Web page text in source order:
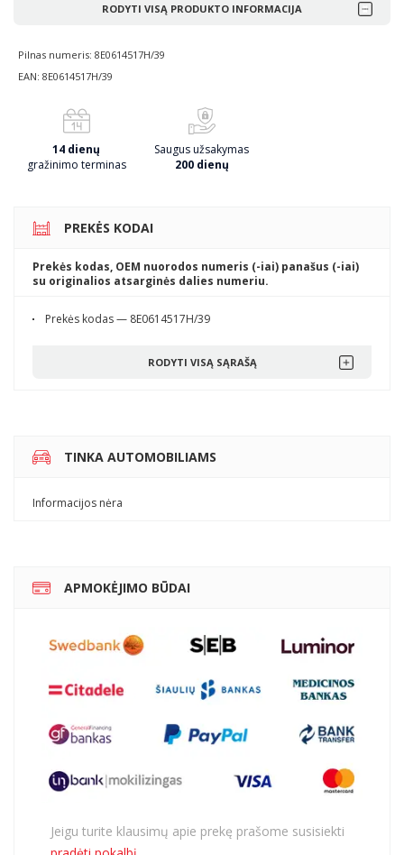
RODYTI VISĄ PRODUKTO INFORMACIJA
Pilnas numeris: 8E0614517H/39
EAN: 8E0614517H/39
14 dienų
gražinimo terminas
Saugus užsakymas
200 dienų
PREKĖS KODAI
Prekės kodas, OEM nuorodos numeris (-iai) panašus (-iai)
su originalios atsarginės dalies numeriu.
Prekės kodas — 8E0614517H/39
RODYTI VISĄ SĄRAŠĄ
TINKA AUTOMOBILIAMS
Informacijos nėra
APMOKĖJIMO BŪDAI
Jeigu turite klausimų apie prekę prašome susisiekti